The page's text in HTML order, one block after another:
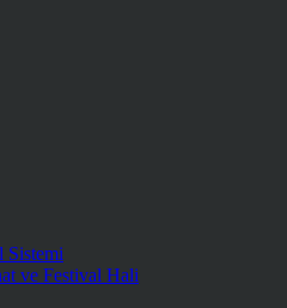
Sistemi
ve Festival Hali